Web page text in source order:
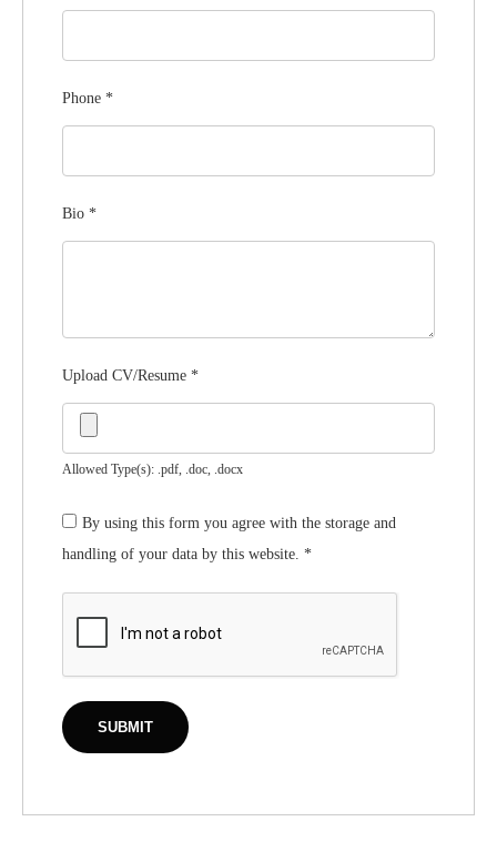
Phone *
Bio *
Upload CV/Resume *
Allowed Type(s): .pdf, .doc, .docx
By using this form you agree with the storage and
handling of your data by this website. *